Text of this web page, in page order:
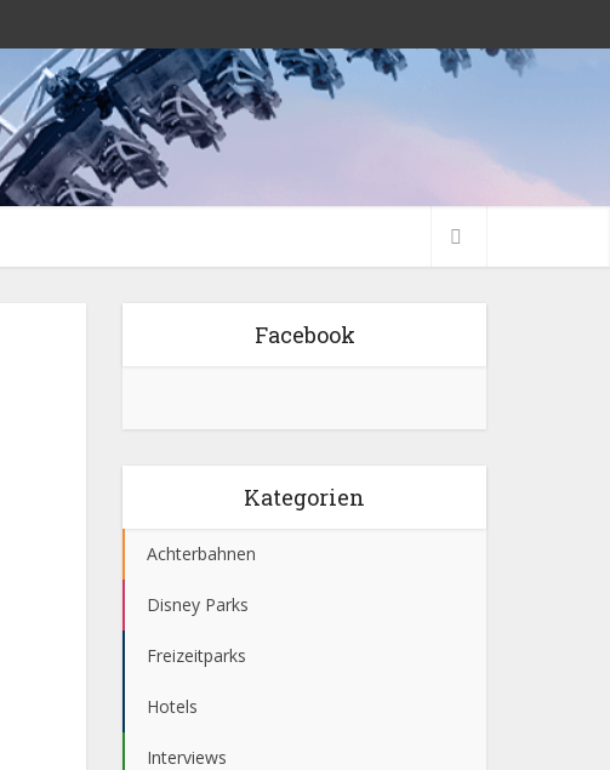
Facebook
Kategorien
Achterbahnen
Disney Parks
Freizeitparks
Hotels
Interviews